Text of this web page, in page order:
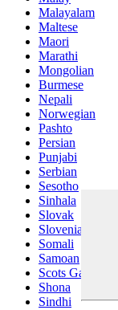
Malayalam
Maltese
Maori
Marathi
Mongolian
Burmese
Nepali
Norwegian
Pashto
Persian
Punjabi
Serbian
Sesotho
Sinhala
Slovak
Slovenian
Somali
Samoan
Scots Gaelic
Shona
Sindhi